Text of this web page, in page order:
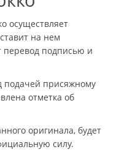
осуществляет
на нем
перевод подписью и
подачей присяжному
отметка об
оригинала, будет
силу.